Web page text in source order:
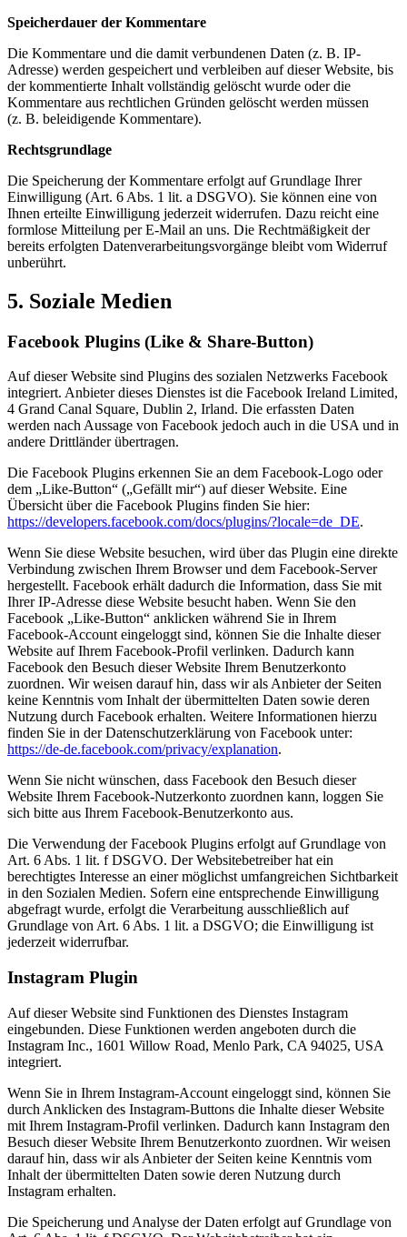
Speicherdauer der Kommentare
Die Kommentare und die damit verbundenen Daten (z. B. IP-
Adresse) werden gespeichert und verbleiben auf dieser Website, bis
der kommentierte Inhalt vollständig gelöscht wurde oder die
Kommentare aus rechtlichen Gründen gelöscht werden müssen
(z. B. beleidigende Kommentare).
Rechtsgrundlage
Die Speicherung der Kommentare erfolgt auf Grundlage Ihrer
Einwilligung (Art. 6 Abs. 1 lit. a DSGVO). Sie können eine von
Ihnen erteilte Einwilligung jederzeit widerrufen. Dazu reicht eine
formlose Mitteilung per E-Mail an uns. Die Rechtmäßigkeit der
bereits erfolgten Datenverarbeitungsvorgänge bleibt vom Widerruf
unberührt.
5. Soziale Medien
Facebook Plugins (Like & Share-Button)
Auf dieser Website sind Plugins des sozialen Netzwerks Facebook
integriert. Anbieter dieses Dienstes ist die Facebook Ireland Limited,
4 Grand Canal Square, Dublin 2, Irland. Die erfassten Daten
werden nach Aussage von Facebook jedoch auch in die USA und in
andere Drittländer übertragen.
Die Facebook Plugins erkennen Sie an dem Facebook-Logo oder
dem „Like-Button“ („Gefällt mir“) auf dieser Website. Eine
Übersicht über die Facebook Plugins finden Sie hier:
https://developers.facebook.com/docs/plugins/?locale=de_DE.
Wenn Sie diese Website besuchen, wird über das Plugin eine direkte
Verbindung zwischen Ihrem Browser und dem Facebook-Server
hergestellt. Facebook erhält dadurch die Information, dass Sie mit
Ihrer IP-Adresse diese Website besucht haben. Wenn Sie den
Facebook „Like-Button“ anklicken während Sie in Ihrem
Facebook-Account eingeloggt sind, können Sie die Inhalte dieser
Website auf Ihrem Facebook-Profil verlinken. Dadurch kann
Facebook den Besuch dieser Website Ihrem Benutzerkonto
zuordnen. Wir weisen darauf hin, dass wir als Anbieter der Seiten
keine Kenntnis vom Inhalt der übermittelten Daten sowie deren
Nutzung durch Facebook erhalten. Weitere Informationen hierzu
finden Sie in der Datenschutzerklärung von Facebook unter:
https://de-de.facebook.com/privacy/explanation.
Wenn Sie nicht wünschen, dass Facebook den Besuch dieser
Website Ihrem Facebook-Nutzerkonto zuordnen kann, loggen Sie
sich bitte aus Ihrem Facebook-Benutzerkonto aus.
Die Verwendung der Facebook Plugins erfolgt auf Grundlage von
Art. 6 Abs. 1 lit. f DSGVO. Der Websitebetreiber hat ein
berechtigtes Interesse an einer möglichst umfangreichen Sichtbarkeit
in den Sozialen Medien. Sofern eine entsprechende Einwilligung
abgefragt wurde, erfolgt die Verarbeitung ausschließlich auf
Grundlage von Art. 6 Abs. 1 lit. a DSGVO; die Einwilligung ist
jederzeit widerrufbar.
Instagram Plugin
Auf dieser Website sind Funktionen des Dienstes Instagram
eingebunden. Diese Funktionen werden angeboten durch die
Instagram Inc., 1601 Willow Road, Menlo Park, CA 94025, USA
integriert.
Wenn Sie in Ihrem Instagram-Account eingeloggt sind, können Sie
durch Anklicken des Instagram-Buttons die Inhalte dieser Website
mit Ihrem Instagram-Profil verlinken. Dadurch kann Instagram den
Besuch dieser Website Ihrem Benutzerkonto zuordnen. Wir weisen
darauf hin, dass wir als Anbieter der Seiten keine Kenntnis vom
Inhalt der übermittelten Daten sowie deren Nutzung durch
Instagram erhalten.
Die Speicherung und Analyse der Daten erfolgt auf Grundlage von